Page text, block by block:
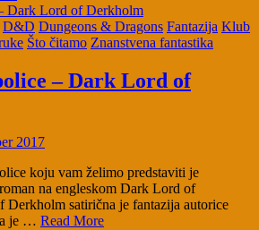
D&D Dungeons & Dragons Fantazija Klub
Što čitamo Znanstvena fantastika
– Dark Lord of
2017
koju vam želimo predstaviti je
na engleskom Dark Lord of
satirična je fantazija autorice
je … Read More